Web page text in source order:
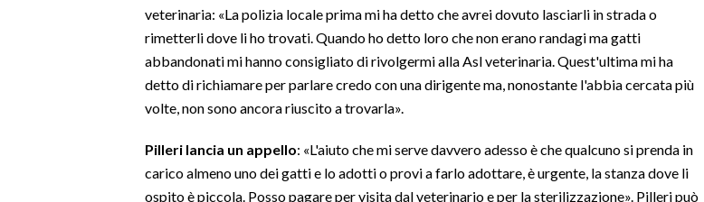
veterinaria: «La polizia locale prima mi ha detto che avrei dovuto lasciarli in strada o
rimetterli dove li ho trovati. Quando ho detto loro che non erano randagi ma gatti
abbandonati mi hanno consigliato di rivolgermi alla Asl veterinaria. Quest'ultima mi ha
detto di richiamare per parlare credo con una dirigente ma, nonostante l'abbia cercata più
volte, non sono ancora riuscito a trovarla».
Pilleri lancia un appello: «L'aiuto che mi serve davvero adesso è che qualcuno si prenda in
carico almeno uno dei gatti e lo adotti o provi a farlo adottare, è urgente, la stanza dove li
ospito è piccola. Posso pagare per visita dal veterinario e per la sterilizzazione». Pilleri può